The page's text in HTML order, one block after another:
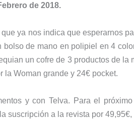
de 2018.
ya nos indica que esperarnos
bolso de mano en polipiel en 4
un cofre de 3 productos de la
la Woman grande y 24€ pocket.
y con Telva. Para el
suscripción a la revista por